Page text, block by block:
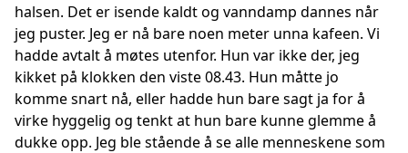
halsen. Det er isende kaldt og vanndamp dannes når
jeg puster. Jeg er nå bare noen meter unna kafeen. Vi
hadde avtalt å møtes utenfor. Hun var ikke der, jeg
kikket på klokken den viste 08.43. Hun måtte jo
komme snart nå, eller hadde hun bare sagt ja for å
virke hyggelig og tenkt at hun bare kunne glemme å
dukke opp. Jeg ble stående å se alle menneskene som